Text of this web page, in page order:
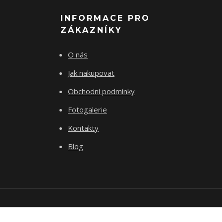
INFORMACE PRO
ZÁKAZNÍKY
O nás
Jak nakupovat
Obchodní podmínky
Fotogalerie
Kontakty
Blog